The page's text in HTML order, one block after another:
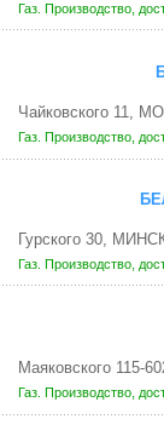
Газ. Производство,
Чайковского 11,
Газ. Производство,
Гурского 30,
Газ. Производство,
Маяковского 115-
Газ. Производство,